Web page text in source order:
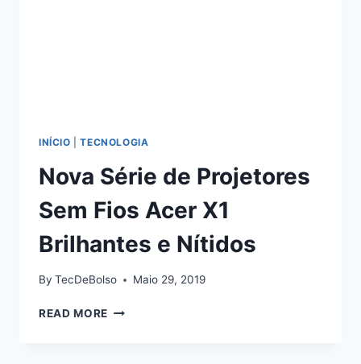
INÍCIO |TECNOLOGIA
Nova Série de Projetores
Sem Fios Acer X1
Brilhantes e Nítidos
By TecDeBolso Maio 29, 2019
READ MORE NOVA